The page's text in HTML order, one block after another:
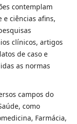
contemplam
e ciências afins,
clínicos, artigos
de caso e
as normas
campos do
como
Farmácia,